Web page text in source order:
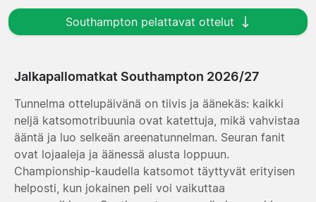
Southampton pelattavat ottelut
Jalkapallomatkat Southampton 2026/27
Tunnelma ottelupäivänä on tiivis ja äänekäs: kaikki
neljä katsomotribuunia ovat katettuja, mikä vahvistaa
ääntä ja luo selkeän areenatunnelman. Seuran fanit
ovat lojaaleja ja äänessä alusta loppuun.
Championship-kaudella katsomot täyttyvät erityisen
helposti, kun jokainen peli voi vaikuttaa